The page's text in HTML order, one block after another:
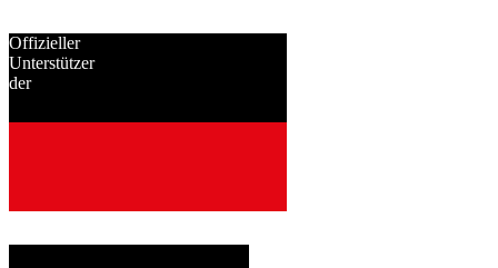
Offizieller
Unterstützer
der